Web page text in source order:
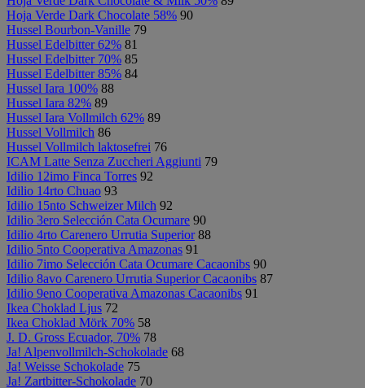
Hoja Verde Dark Chocolate 58% 90
Hussel Bourbon-Vanille 79
Hussel Edelbitter 62% 81
Hussel Edelbitter 70% 85
Hussel Edelbitter 85% 84
Hussel Iara 100% 88
Hussel Iara 82% 89
Hussel Iara Vollmilch 62% 89
Hussel Vollmilch 86
Hussel Vollmilch laktosefrei 76
ICAM Latte Senza Zuccheri Aggiunti 79
Idilio 12imo Finca Torres 92
Idilio 14rto Chuao 93
Idilio 15nto Schweizer Milch 92
Idilio 3ero Selección Cata Ocumare 90
Idilio 4rto Carenero Urrutia Superior 88
Idilio 5nto Cooperativa Amazonas 91
Idilio 7imo Selección Cata Ocumare Cacaonibs 90
Idilio 8avo Carenero Urrutia Superior Cacaonibs 87
Idilio 9eno Cooperativa Amazonas Cacaonibs 91
Ikea Choklad Ljus 72
Ikea Choklad Mörk 70% 58
J. D. Gross Ecuador, 70% 78
Ja! Alpenvollmilch-Schokolade 68
Ja! Weisse Schokolade 75
Ja! Zartbitter-Schokolade 70